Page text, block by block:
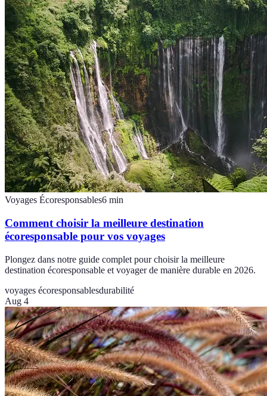
Voyages Écoresponsables6 min
Comment choisir la meilleure destination
écoresponsable pour vos voyages
Plongez dans notre guide complet pour choisir la meilleure
destination écoresponsable et voyager de manière durable en 2026.
voyages écoresponsablesdurabilité
Aug 4